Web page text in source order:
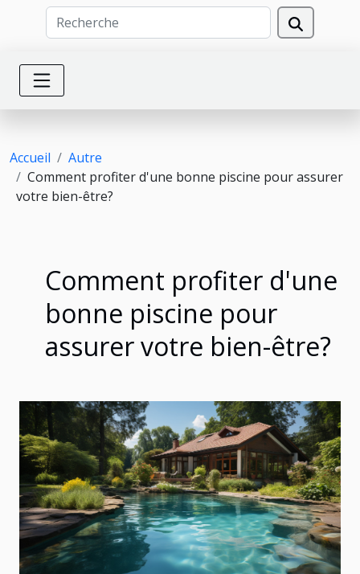
Accueil
Autre
Comment profiter d'une bonne piscine pour assurer
votre bien-être?
Comment profiter d'une
bonne piscine pour
assurer votre bien-être?